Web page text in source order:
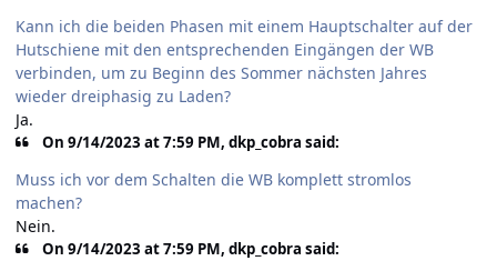
Kann ich die beiden Phasen mit einem Hauptschalter auf der
Hutschiene mit den entsprechenden Eingängen der WB
verbinden, um zu Beginn des Sommer nächsten Jahres
wieder dreiphasig zu Laden?
Ja.
On 9/14/2023 at 7:59 PM, dkp_cobra said:
Muss ich vor dem Schalten die WB komplett stromlos
machen?
Nein.
On 9/14/2023 at 7:59 PM, dkp_cobra said: